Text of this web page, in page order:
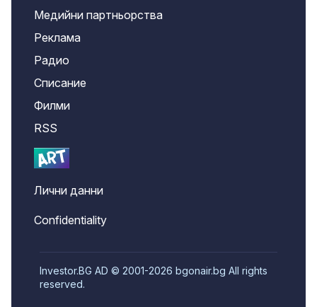
Медийни партньорства
Реклама
Радио
Списание
Филми
RSS
Лични данни
Confidentiality
Investor.BG AD © 2001-2026 bgonair.bg All rights
reserved.